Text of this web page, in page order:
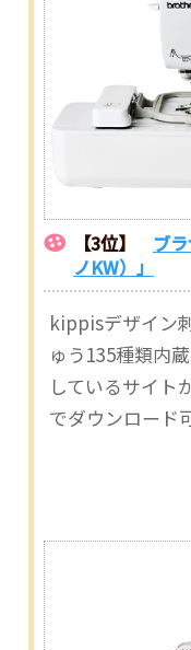
【3位】 ブ
ノKW）」
kippisデザイン
ゅう135種類内
しているサイト
でダウンロード